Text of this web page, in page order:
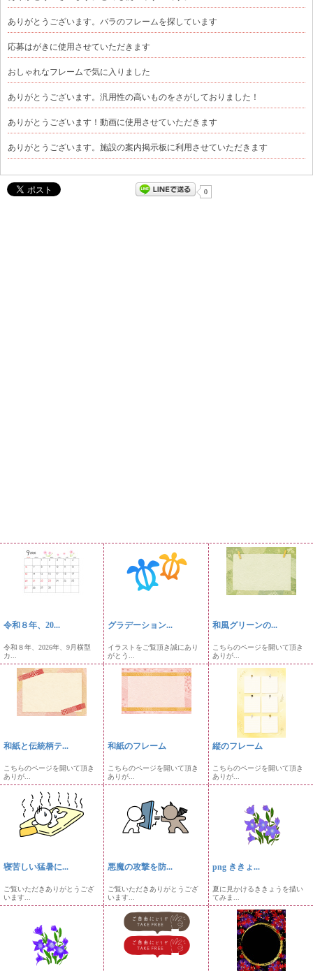
ありがとうございます。バラのフレームを探しています
応募はがきに使用させていただきます
おしゃれなフレームで気に入りました
ありがとうございます。汎用性の高いものをさがしておりました！
ありがとうございます！動画に使用させていただきます
ありがとうございます。施設の案内掲示板に利用させていただきます
0
令和８年、20...
令和８年、2026年、9月横型
カ...
グラデーション...
イラストをご覧頂き誠にあり
がとう...
和風グリーンの...
こちらのページを開いて頂き
ありが...
和紙と伝統柄テ...
こちらのページを開いて頂き
ありが...
和紙のフレーム
こちらのページを開いて頂き
ありが...
縦のフレーム
こちらのページを開いて頂き
ありが...
寝苦しい猛暑に...
ご覧いただきありがとうござ
います...
悪魔の攻撃を防...
ご覧いただきありがとうござ
います...
png ききょ...
夏に見かけるききょうを描い
てみま...